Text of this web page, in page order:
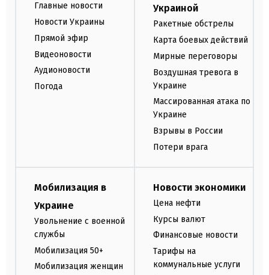
Главные новости
Новости Украины
Прямой эфир
Видеоновости
Аудионовости
Погода
Украиной
Ракетные обстрелы
Карта боевых действий
Мирные переговоры
Воздушная тревога в
Украине
Массированная атака по
Украине
Взрывы в России
Потери врага
Мобилизация в
Украине
Увольнение с военной
службы
Мобилизация 50+
Мобилизация женщин
Новости экономики
Цена нефти
Курсы валют
Финансовые новости
Тарифы на
коммунальные услуги